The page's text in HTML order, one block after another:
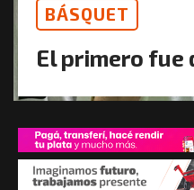
BÁSQUET
El primero fue